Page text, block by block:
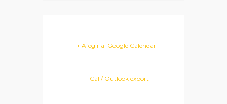
+ Afegir al Google Calendar
+ iCal / Outlook export